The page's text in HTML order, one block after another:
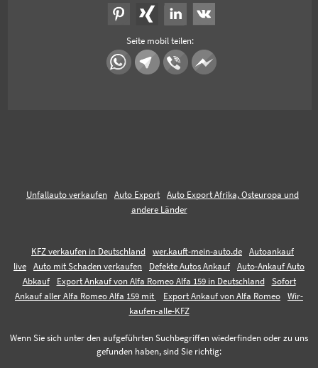
Seite mobil teilen:
Unfallauto verkaufen Auto Export
Auto Export Afrika, Osteuropa und
andere Länder
KFZ verkaufen in Deutschland wer.kauft-mein-auto.de
Autoankauf
live
Auto mit Schaden verkaufen Defekte Autos Ankauf
Auto-Ankauf Auto
Abkauf
Export Ankauf von Alfa Romeo Alfa 159 in Deutschland
Sofort
Ankauf aller Alfa Romeo Alfa 159 mit
Export Ankauf von Alfa Romeo
Wir-
kaufen-alle-KFZ
Wenn Sie sich unter den aufgeführten Suchbegriffen wiederfinden oder zu uns
gefunden haben, sind Sie richtig: